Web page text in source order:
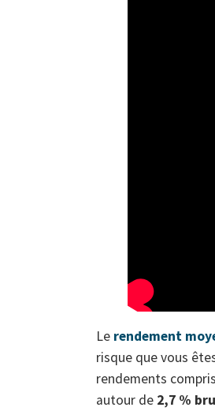
Le rendement
risque que vous
rendements
autour de 2,7 %